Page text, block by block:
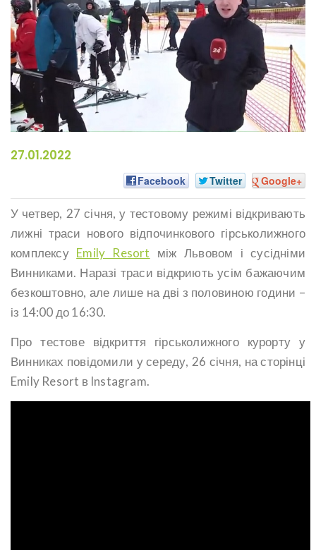
27.01.2022
Facebook Twitter Google+
У четвер, 27 січня, у тестовому режимі відкривають
лижні траси нового відпочинкового гірськолижного
комплексу Emily Resort між Львовом і сусідніми
Винниками. Наразі траси відкриють усім бажаючим
безкоштовно, але лише на дві з половиною години –
із 14:00 до 16:30.
Про тестове відкриття гірськолижного курорту у
Винниках повідомили у середу, 26 січня, на сторінці
Emily Resort в Instagram.